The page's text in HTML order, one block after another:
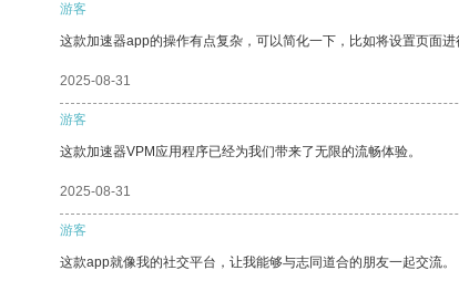
游客
这款加速器app的操作有点复杂，可以简化一下，比如将设置页面进
2025-08-31
游客
这款加速器VPM应用程序已经为我们带来了无限的流畅体验。
2025-08-31
游客
这款app就像我的社交平台，让我能够与志同道合的朋友一起交流。